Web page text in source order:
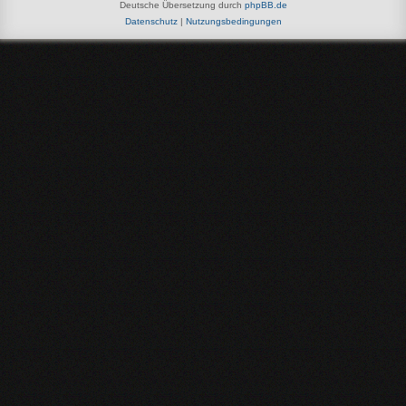
Deutsche Übersetzung durch phpBB.de
Datenschutz| Nutzungsbedingungen